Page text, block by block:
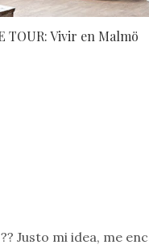
TOUR: Vivir en Malmö
Justo mi idea, me